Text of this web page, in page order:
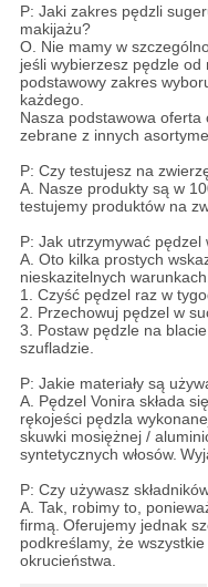
P: Jaki zakres pędzli
makijażu?
O. Nie mamy w
jeśli wybierzesz pędzle od
podstawowy zakres
każdego.
Nasza podstawowa
zebrane z innych
P: Czy testujesz na
A. Nasze produkty są w
testujemy produktów na
P: Jak utrzymywać
A. Oto kilka prostych
nieskazitelnych
1. Czyść pędzel raz w
2. Przechowuj pędzel w
3. Postaw pędzle na
szufladzie.
P: Jakie materiały są
A. Pędzel Vonira składa
rękojeści pędzla
skuwki mosiężnej /
syntetycznych włosów.
P: Czy używasz
A. Tak, robimy to,
firmą. Oferujemy jednak
podkreślamy, że
okrucieństwa.